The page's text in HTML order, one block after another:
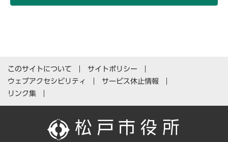
このサイトについて
サイトポリシー
ウェブアクセシビリティ
サービス休止情報
リンク集